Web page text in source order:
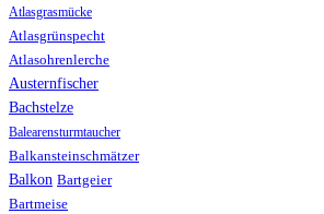
Atlasgrasmücke
Atlasgrünspecht
Atlasohrenlerche
Austernfischer
Bachstelze
Balearensturmtaucher
Balkansteinschmätzer
Balkon Bartgeier
Bartmeise